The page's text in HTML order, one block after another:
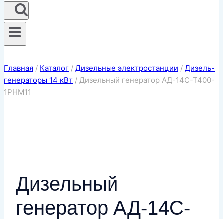
Главная / Каталог / Дизельные электростанции / Дизель-
генераторы 14 кВт / Дизельный генератор АД-14С-Т400-
1РНМ11
Дизельный
генератор АД-14С-